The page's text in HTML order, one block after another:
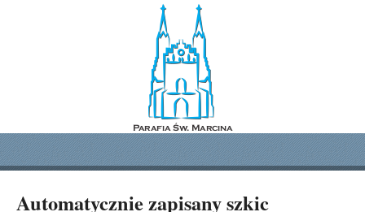
Automatycznie zapisany szkic